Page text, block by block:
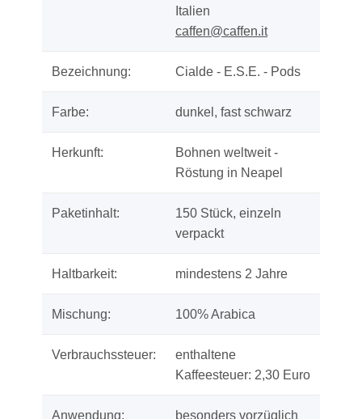
Italien
caffen@caffen.it
Bezeichnung: Cialde - E.S.E. - Pods
Farbe: dunkel, fast schwarz
Herkunft:
Bohnen weltweit -
Röstung in Neapel
Paketinhalt:
150 Stück, einzeln
verpackt
Haltbarkeit: mindestens 2 Jahre
Mischung: 100% Arabica
Verbrauchssteuer:
enthaltene
Kaffeesteuer: 2,30 Euro
Anwendung: besonders vorzüglich